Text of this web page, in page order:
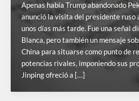
Apenas había Trump abandonado
anunció la visita del presidente ruso
unos días más tarde. Fue una señal
Blanca, pero también un mensaje
China para situarse como punto de
potencias rivales, imponiendo sus
Jinping ofreció a […]